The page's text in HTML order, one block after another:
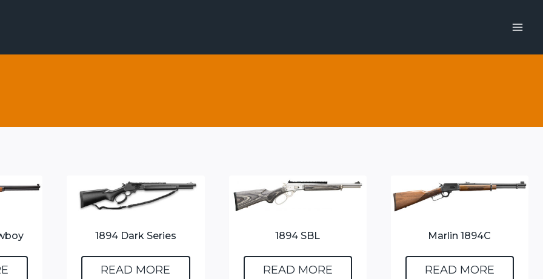
1894 Dark Series
READ MORE
1894 SBL
READ MORE
Marlin 1894C
READ MORE